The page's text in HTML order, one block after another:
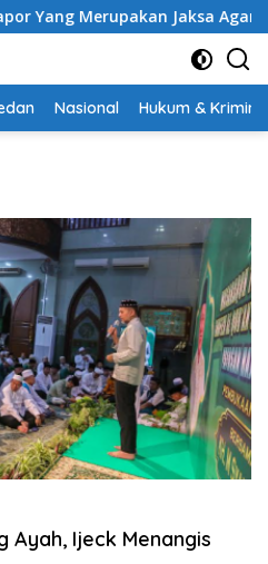
Jaksa Agar Dihadirkan
Nasional Hukum &
Ayah, Ijeck Menangis